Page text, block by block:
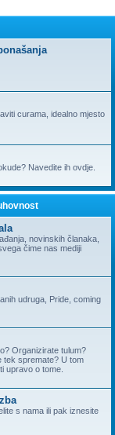
curama, idealno mjesto
Navedite ih ovdje.
novinskih članaka,
čime nas mediji
udruga, Pride, coming
Organizirate tulum?
tek spremate? U tom
upravo o tome.
s nama ili pak iznesite